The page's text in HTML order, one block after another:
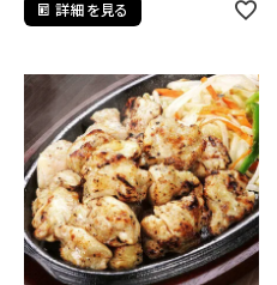
詳細を見る